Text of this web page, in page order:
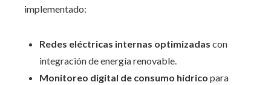
implementado:
Redes eléctricas internas optimizadas con
integración de energía renovable.
Monitoreo digital de consumo hídrico para